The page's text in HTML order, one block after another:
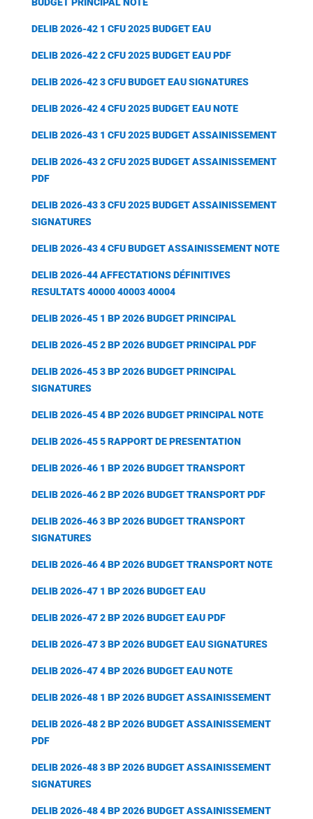
DELIB 2026-42 1 CFU 2025 BUDGET EAU
DELIB 2026-42 2 CFU 2025 BUDGET EAU PDF
DELIB 2026-42 3 CFU BUDGET EAU SIGNATURES
DELIB 2026-42 4 CFU 2025 BUDGET EAU NOTE
DELIB 2026-43 1 CFU 2025 BUDGET ASSAINISSEMENT
DELIB 2026-43 2 CFU 2025 BUDGET ASSAINISSEMENT
PDF
DELIB 2026-43 3 CFU 2025 BUDGET ASSAINISSEMENT
SIGNATURES
DELIB 2026-43 4 CFU BUDGET ASSAINISSEMENT NOTE
DELIB 2026-44 AFFECTATIONS DÉFINITIVES
RESULTATS 40000 40003 40004
DELIB 2026-45 1 BP 2026 BUDGET PRINCIPAL
DELIB 2026-45 2 BP 2026 BUDGET PRINCIPAL PDF
DELIB 2026-45 3 BP 2026 BUDGET PRINCIPAL
SIGNATURES
DELIB 2026-45 4 BP 2026 BUDGET PRINCIPAL NOTE
DELIB 2026-45 5 RAPPORT DE PRESENTATION
DELIB 2026-46 1 BP 2026 BUDGET TRANSPORT
DELIB 2026-46 2 BP 2026 BUDGET TRANSPORT PDF
DELIB 2026-46 3 BP 2026 BUDGET TRANSPORT
SIGNATURES
DELIB 2026-46 4 BP 2026 BUDGET TRANSPORT NOTE
DELIB 2026-47 1 BP 2026 BUDGET EAU
DELIB 2026-47 2 BP 2026 BUDGET EAU PDF
DELIB 2026-47 3 BP 2026 BUDGET EAU SIGNATURES
DELIB 2026-47 4 BP 2026 BUDGET EAU NOTE
DELIB 2026-48 1 BP 2026 BUDGET ASSAINISSEMENT
DELIB 2026-48 2 BP 2026 BUDGET ASSAINISSEMENT
PDF
DELIB 2026-48 3 BP 2026 BUDGET ASSAINISSEMENT
SIGNATURES
DELIB 2026-48 4 BP 2026 BUDGET ASSAINISSEMENT